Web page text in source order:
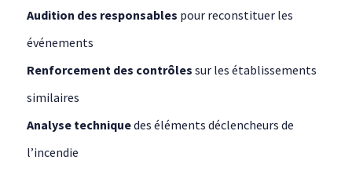
Audition des responsables pour reconstituer les
événements
Renforcement des contrôles sur les établissements
similaires
Analyse techniquedes éléments déclencheurs de
l’incendie